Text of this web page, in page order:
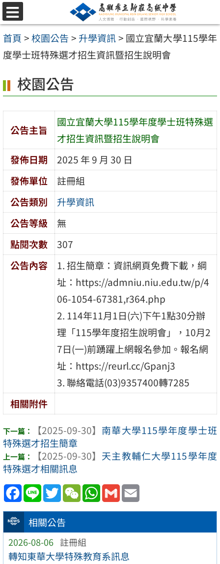
跳
至
主
要
容
區
選
單
首頁 >校園公告 > 升學資訊> 國立宜蘭大學115學年
度學士班特殊選才招生資訊暨招生說明會
相關公告
2026-08-06 註冊組
轉知東華大學特殊教育系訊息
校園公告
公告主旨
國立宜蘭大學115學年度學士班特殊選
才招生資訊暨招生說明會
發佈日期
2025 年 9 月 30 日
發佈單位
註冊組
公告類別
升學資訊
公告等級
無
點閱次數
307
公告內容
1. 招生簡章：資訊網頁免費下載，綱
址：https://admniu.niu.edu.tw/p/4
06-1054-67381,r364.php
2. 114年11月1日(六)下午1點30分辦
理「115學年度招生說明會」，10月2
7日(一)前踴躍上網報名參加。報名網
址：https://reurl.cc/Gpanj3
3. 聯絡電話(03)9357400轉7285
相關附件
【2025-09-30】 南華大學115學年度學士班
特殊選才招生簡章
【2025-09-30】 天主教輔仁大學115學年度
特殊選才相關訊息
Facebook
Line TwitterWeChatWhatsApp
Gmail